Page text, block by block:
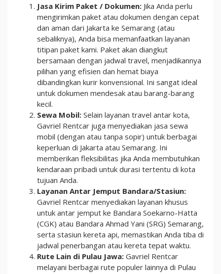
Jasa Kirim Paket / Dokumen: Jika Anda perlu
mengirimkan paket atau dokumen dengan cepat
dan aman dari Jakarta ke Semarang (atau
sebaliknya), Anda bisa memanfaatkan layanan
titipan paket kami. Paket akan diangkut
bersamaan dengan jadwal travel, menjadikannya
pilihan yang efisien dan hemat biaya
dibandingkan kurir konvensional. Ini sangat ideal
untuk dokumen mendesak atau barang-barang
kecil.
Sewa Mobil: Selain layanan travel antar kota,
Gavriel Rentcar juga menyediakan jasa sewa
mobil (dengan atau tanpa sopir) untuk berbagai
keperluan di Jakarta atau Semarang. Ini
memberikan fleksibilitas jika Anda membutuhkan
kendaraan pribadi untuk durasi tertentu di kota
tujuan Anda.
Layanan Antar Jemput Bandara/Stasiun:
Gavriel Rentcar menyediakan layanan khusus
untuk antar jemput ke Bandara Soekarno-Hatta
(CGK) atau Bandara Ahmad Yani (SRG) Semarang,
serta stasiun kereta api, memastikan Anda tiba di
jadwal penerbangan atau kereta tepat waktu.
Rute Lain di Pulau Jawa: Gavriel Rentcar
melayani berbagai rute populer lainnya di Pulau